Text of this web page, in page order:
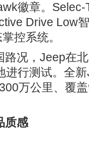
徽章。
Drive Low
控系统。
路况，Jeep在
进行测试。全
万公里、覆
质感